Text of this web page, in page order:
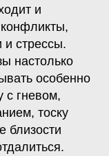
и
и стрессы.
настолько
особенно
с гневом,
тоску
близости